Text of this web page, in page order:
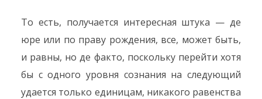
То есть, получается интересная штука — де
юре или по праву рождения, все, может быть,
и равны, но де факто, поскольку перейти хотя
бы с одного уровня сознания на следующий
удается только единицам, никакого равенства